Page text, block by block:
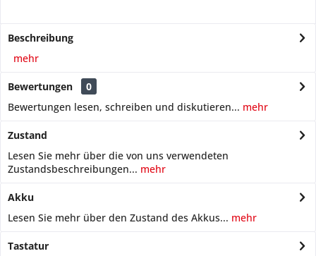
Beschreibung
mehr
Bewertungen
0
Bewertungen lesen, schreiben und diskutieren... mehr
Zustand
Lesen Sie mehr über die von uns verwendeten
Zustandsbeschreibungen... mehr
Akku
Lesen Sie mehr über den Zustand des Akkus... mehr
Tastatur